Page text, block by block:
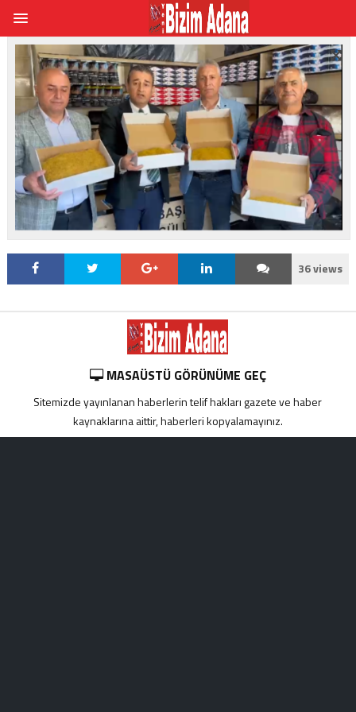
36 views
MASAÜSTÜ GÖRÜNÜME GEÇ
Sitemizde yayınlanan haberlerin telif hakları gazete ve haber
kaynaklarına aittir, haberleri kopyalamayınız.